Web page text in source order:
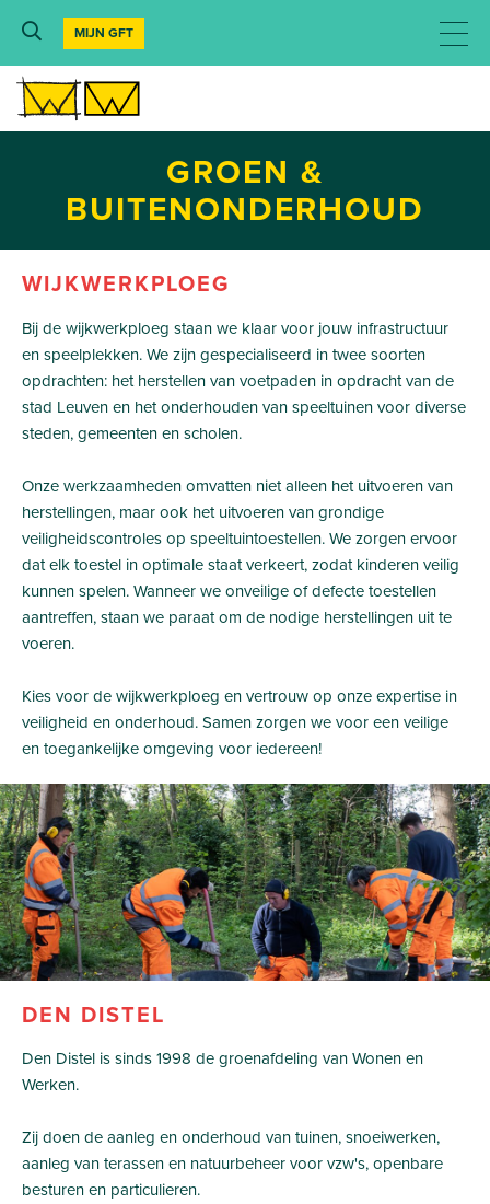
MIJN GFT
GROEN &
BUITENONDERHOUD
WIJKWERKPLOEG
Bij de wijkwerkploeg staan we klaar voor jouw infrastructuur
en speelplekken. We zijn gespecialiseerd in twee soorten
opdrachten: het herstellen van voetpaden in opdracht van de
stad Leuven en het onderhouden van speeltuinen voor diverse
steden, gemeenten en scholen.
Onze werkzaamheden omvatten niet alleen het uitvoeren van
herstellingen, maar ook het uitvoeren van grondige
veiligheidscontroles op speeltuintoestellen. We zorgen ervoor
dat elk toestel in optimale staat verkeert, zodat kinderen veilig
kunnen spelen. Wanneer we onveilige of defecte toestellen
aantreffen, staan we paraat om de nodige herstellingen uit te
voeren.
Kies voor de wijkwerkploeg en vertrouw op onze expertise in
veiligheid en onderhoud. Samen zorgen we voor een veilige
en toegankelijke omgeving voor iedereen!
DEN DISTEL
Den Distel is sinds 1998 de groenafdeling van Wonen en
Werken.
Zij doen de aanleg en onderhoud van tuinen, snoeiwerken,
aanleg van terassen en natuurbeheer voor vzw's, openbare
besturen en particulieren.